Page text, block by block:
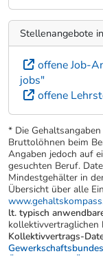
Stellenangebote
offene Job-
jobs"
offene
* Die
Bruttolöhnen beim
Angaben jedoch auf
gesuchten Beruf.
Mindestgehälter in
Übersicht über alle
lt. typisch
kollektivvertraglichen
Kollektivvertrags-